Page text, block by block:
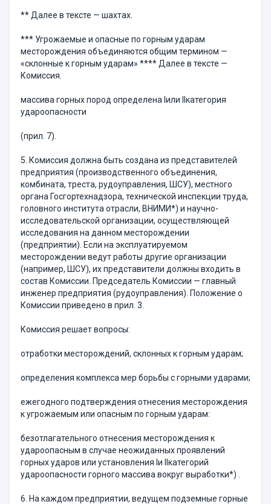
** Далее в тексте — шахтах.
*** Угрожаемые и опасные по горным ударам
месторождения объединяются общим термином —
«склонные к горным ударам» **** Далее в тексте —
Комиссия.
массива горных пород определена Iили IIкатегория
удароопасности
(прил. 7).
5. Комиссия должна быть создана из представителей
предприятия (производственного объединения,
комбината, треста, рудоуправления, ШСУ), местного
органа Госгортехнадзора, технической инспекции труда,
головного института отрасли, ВНИМИ*) и научно-
исследовательской организации, осуществляющей
исследования на данном месторождении
(предприятии). Если на эксплуатируемом
месторождении ведут работы другие организации
(например, ШСУ), их представители должны входить в
состав Комиссии. Председатель Комиссии — главный
инженер предприятия (рудоуправления). Положение о
Комиссии приведено в прил. 3.
Комиссия решает вопросы:
отработки месторождений, склонных к горным ударам;
определения комплекса мер борьбы с горными ударами;
ежегодного подтверждения отнесения месторождения
к угрожаемым или опасным по горным ударам:
безотлагательного отнесения месторождения к
удароопасным в случае неожиданных проявлений
горных ударов или установления Iи IIкатегорий
удароопасности горного массива вокруг выработки*) .
6. На каждом предприятии, ведущем подземные горные